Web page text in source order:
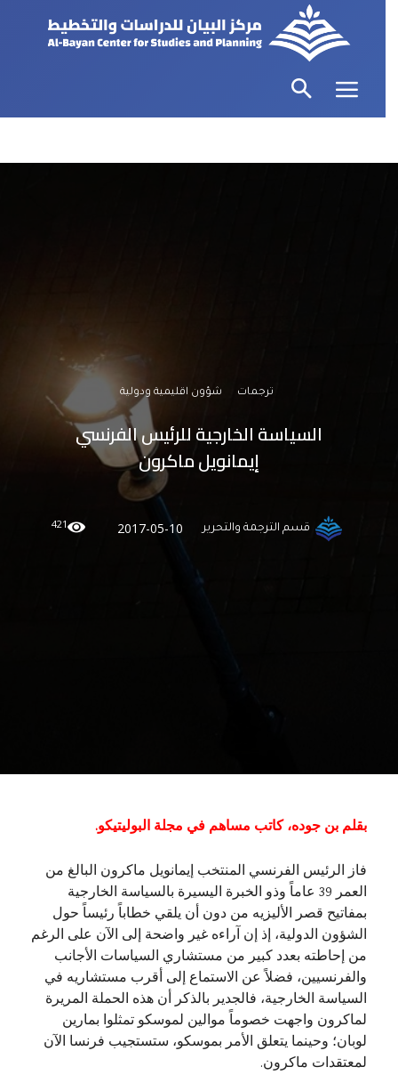
ترجمات شؤون اقليمية ودولية
السياسة الخارجية للرئيس الفرنسي
إيمانويل ماكرون
قسم الترجمة والتحرير 2017-05-10
421
بقلم بن جوده، كاتب مساهم في مجلة البوليتيكو.
فاز الرئيس الفرنسي المنتخب إيمانويل ماكرون البالغ من
العمر 39 عاماً وذو الخبرة اليسيرة بالسياسة الخارجية
بمفاتيح قصر الأليزيه من دون أن يلقي خطاباً رئيساً حول
الشؤون الدولية، إذ إن آراءه غير واضحة إلى الآن على الرغم
من إحاطته بعدد كبير من مستشاري السياسات الأجانب
والفرنسيين، فضلاً عن الاستماع إلى أقرب مستشاريه في
السياسة الخارجية، فالجدير بالذكر أن هذه الحملة المريرة
لماكرون واجهت خصوماً موالين لموسكو تمثلوا بمارين
لوبان؛ وحينما يتعلق الأمر بموسكو، ستستجيب فرنسا الآن
لمعتقدات ماكرون.